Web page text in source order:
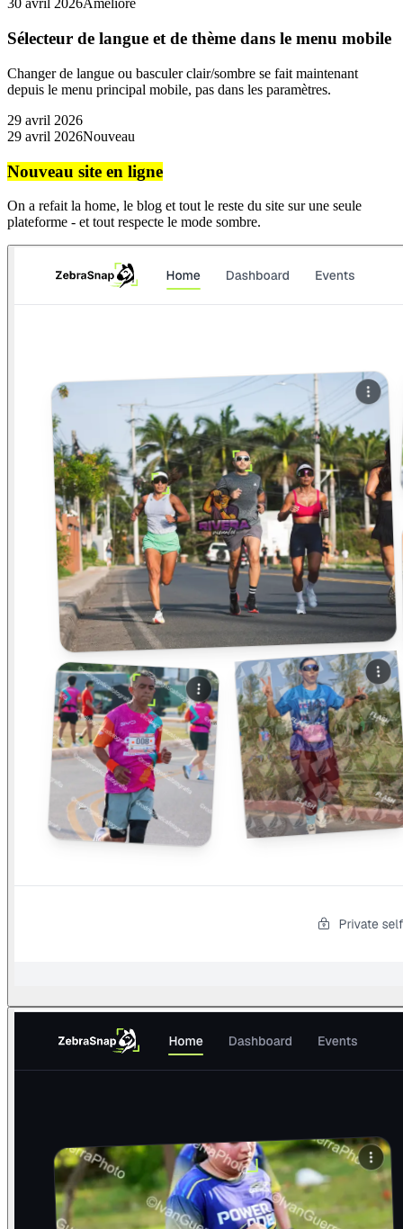
30 avril 2026Amélioré
Sélecteur de langue et de thème dans le menu mobile
Changer de langue ou basculer clair/sombre se fait maintenant
depuis le menu principal mobile, pas dans les paramètres.
29 avril 2026
29 avril 2026Nouveau
Nouveau site en ligne
On a refait la home, le blog et tout le reste du site sur une seule
plateforme - et tout respecte le mode sombre.